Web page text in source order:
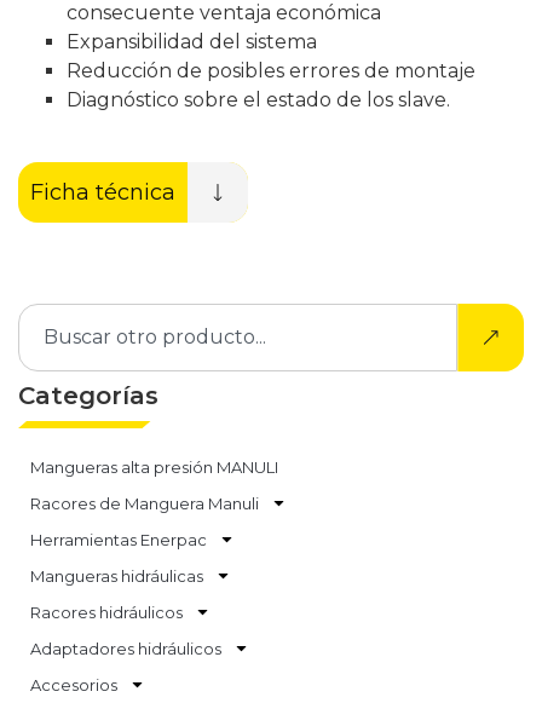
consecuente ventaja económica
Expansibilidad del sistema
Reducción de posibles errores de montaje
Diagnóstico sobre el estado de los slave.
Ficha técnica
Categorías
Mangueras alta presión MANULI
Racores de Manguera Manuli
Herramientas Enerpac
Mangueras hidráulicas
Racores hidráulicos
Adaptadores hidráulicos
Accesorios